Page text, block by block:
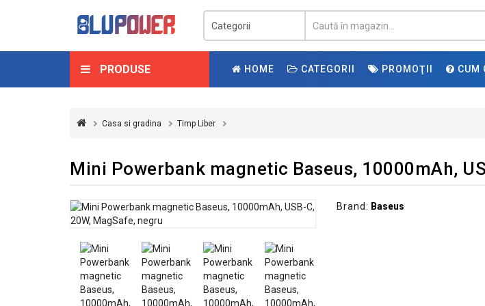
PRODUSE HOME CATEGORII PROMOŢII CUM
Casa si gradina Timp Liber
Mini Powerbank magnetic Baseus, 10000mAh,
Brand: Baseus